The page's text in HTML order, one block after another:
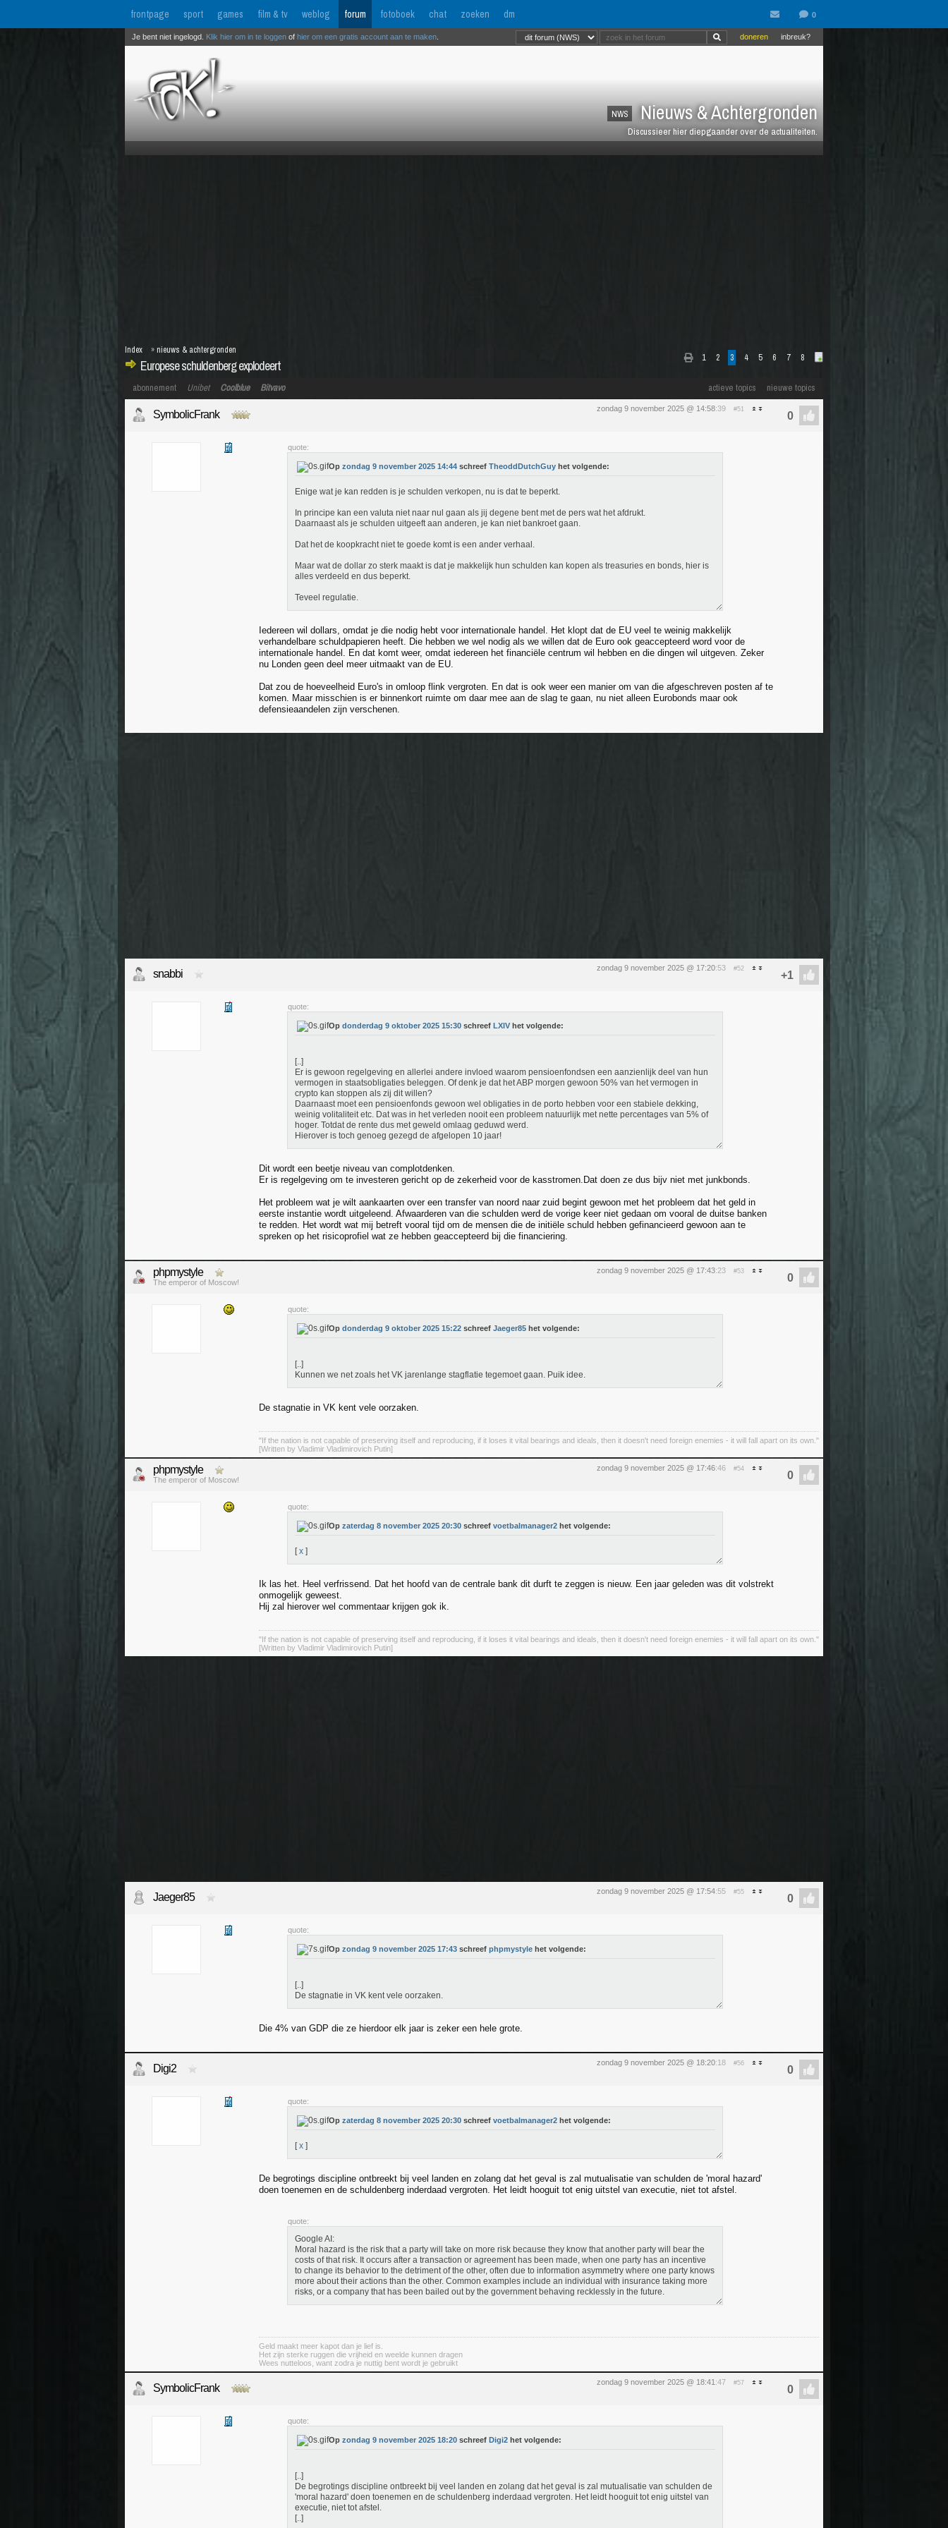
frontpage sport games film & tv weblog forum fotoboek chat zoeken dm
NWS Nieuws & Achtergronden
Discussieer hier diepgaander over de actualiteiten.
inbreuk?
doneren
Je bent niet ingelogd. Klik hier om in te loggen of hier om een gratis account aan te maken
1 2 3 4 5 6 7 8
Europese schuldenberg explodeert
Index » nieuws & achtergronden
actieve topics nieuwe topics
abonnement Unibet Coolblue Bitvavo
zondag 9 november 2025 @ 14:58:39 #51
SymbolicFrank
quote:
Op zondag 9 november 2025 14:44 schreef TheoddDutchGuy het volgende:
Enige wat je kan redden is je schulden verkopen, nu is dat te beperkt.
In principe kan een valuta niet naar nul gaan als jij degene bent met de pers wat het afdrukt.
Daarnaast als je schulden uitgeeft aan anderen, je kan niet bankroet gaan.
Dat het de koopkracht niet te goede komt is een ander verhaal.
Maar wat de dollar zo sterk maakt is dat je makkelijk hun schulden kan kopen als treasuries en bonds, hier is
alles verdeeld en dus beperkt.
Teveel regulatie.
Iedereen wil dollars, omdat je die nodig hebt voor internationale handel. Het klopt dat de EU veel te weinig makkelijk
verhandelbare schuldpapieren heeft. Die hebben we wel nodig als we willen dat de Euro ook geaccepteerd word voor de
internationale handel. En dat komt weer, omdat iedereen het financiële centrum wil hebben en die dingen wil uitgeven. Zeker
nu Londen geen deel meer uitmaakt van de EU.
Dat zou de hoeveelheid Euro's in omloop flink vergroten. En dat is ook weer een manier om van die afgeschreven posten af te
komen. Maar misschien is er binnenkort ruimte om daar mee aan de slag te gaan, nu niet alleen Eurobonds maar ook
defensieaandelen zijn verschenen.
zondag 9 november 2025 @ 17:20:53 #52
snabbi
quote:
Op donderdag 9 oktober 2025 15:30 schreef LXIV het volgende:
[..]
Er is gewoon regelgeving en allerlei andere invloed waarom pensioenfondsen een aanzienlijk deel van hun
vermogen in staatsobligaties beleggen. Of denk je dat het ABP morgen gewoon 50% van het vermogen in
crypto kan stoppen als zij dit willen?
Daarnaast moet een pensioenfonds gewoon wel obligaties in de porto hebben voor een stabiele dekking,
weinig volitaliteit etc. Dat was in het verleden nooit een probleem natuurlijk met nette percentages van 5% of
hoger. Totdat de rente dus met geweld omlaag geduwd werd.
Hierover is toch genoeg gezegd de afgelopen 10 jaar!
Dit wordt een beetje niveau van complotdenken.
Er is regelgeving om te investeren gericht op de zekerheid voor de kasstromen.Dat doen ze dus bijv niet met junkbonds.
Het probleem wat je wilt aankaarten over een transfer van noord naar zuid begint gewoon met het probleem dat het geld in
eerste instantie wordt uitgeleend. Afwaarderen van die schulden werd de vorige keer niet gedaan om vooral de duitse banken
te redden. Het wordt wat mij betreft vooral tijd om de mensen die de initiële schuld hebben gefinancieerd gewoon aan te
spreken op het risicoprofiel wat ze hebben geaccepteerd bij die financiering.
zondag 9 november 2025 @ 17:43:23 #53
phpmystyle
The emperor of Moscow!
quote:
Op donderdag 9 oktober 2025 15:22 schreef Jaeger85 het volgende:
[..]
Kunnen we net zoals het VK jarenlange stagflatie tegemoet gaan. Puik idee.
De stagnatie in VK kent vele oorzaken.
"If the nation is not capable of preserving itself and reproducing, if it loses it vital bearings and ideals, then it doesn't need foreign enemies - it will fall apart on its own."
[Written by Vladimir Vladimirovich Putin]
zondag 9 november 2025 @ 17:46:46 #54
phpmystyle
The emperor of Moscow!
quote:
Op zaterdag 8 november 2025 20:30 schreef voetbalmanager2 het volgende:
[x ]
Ik las het. Heel verfrissend. Dat het hoofd van de centrale bank dit durft te zeggen is nieuw. Een jaar geleden was dit volstrekt
onmogelijk geweest.
Hij zal hierover wel commentaar krijgen gok ik.
"If the nation is not capable of preserving itself and reproducing, if it loses it vital bearings and ideals, then it doesn't need foreign enemies - it will fall apart on its own."
[Written by Vladimir Vladimirovich Putin]
zondag 9 november 2025 @ 17:54:55 #55
Jaeger85
quote:
Op zondag 9 november 2025 17:43 schreef phpmystyle het volgende:
[..]
De stagnatie in VK kent vele oorzaken.
Die 4% van GDP die ze hierdoor elk jaar is zeker een hele grote.
zondag 9 november 2025 @ 18:20:18 #56
Digi2
quote:
Op zaterdag 8 november 2025 20:30 schreef voetbalmanager2 het volgende:
[x ]
De begrotings discipline ontbreekt bij veel landen en zolang dat het geval is zal mutualisatie van schulden de 'moral hazard'
doen toenemen en de schuldenberg inderdaad vergroten. Het leidt hooguit tot enig uitstel van executie, niet tot afstel.
quote:
Google AI:
Moral hazard is the risk that a party will take on more risk because they know that another party will bear the
costs of that risk. It occurs after a transaction or agreement has been made, when one party has an incentive
to change its behavior to the detriment of the other, often due to information asymmetry where one party knows
more about their actions than the other. Common examples include an individual with insurance taking more
risks, or a company that has been bailed out by the government behaving recklessly in the future.
Geld maakt meer kapot dan je lief is.
Het zijn sterke ruggen die vrijheid en weelde kunnen dragen
Wees nutteloos, want zodra je nuttig bent wordt je gebruikt
zondag 9 november 2025 @ 18:41 :47 #57
SymbolicFrank
quote:
Op zondag 9 november 2025 18:20 schreef Digi2 het volgende:
[..]
De begrotings discipline ontbreekt bij veel landen en zolang dat het geval is zal mutualisatie van schulden de
'moral hazard' doen toenemen en de schuldenberg inderdaad vergroten. Het leidt hooguit tot enig uitstel van
executie, niet tot afstel.
[..]